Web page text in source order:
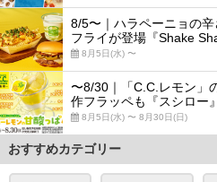
8/5〜｜ハラペーニョの
フライが登場『Shake
8月5日(水) 〜
〜8/30｜「C.C.レモン」
作フラッペも『スシロー』
8月5日(水) 〜 8月30日(日)
おすすめカテゴリー